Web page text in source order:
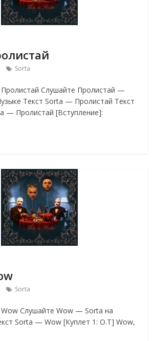
Sorta
Слушайте Пролистай —
Текст Sorta — Пролистай Текст
— Пролистай [Вступление]:
Sorta
Слушайте Wow — Sorta на
Sorta — Wow [Куплет 1: O.T] Wow,